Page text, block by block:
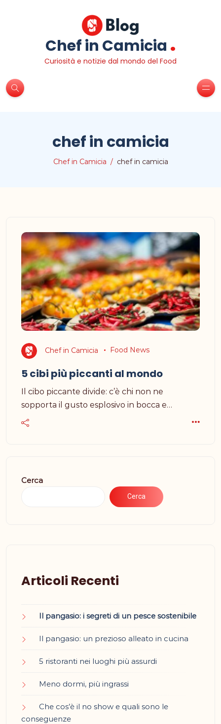
Chef in Camicia .
Curiosità e notizie dal mondo del Food
chef in camicia
Chef in Camicia chef in camicia
Chef in Camicia Food News
5 cibi più piccanti al mondo
Il cibo piccante divide: c’è chi non ne
sopporta il gusto esplosivo in bocca e…
Cerca
Cerca
Articoli Recenti
Il pangasio: i segreti di un pesce sostenibile
Il pangasio: un prezioso alleato in cucina
5 ristoranti nei luoghi più assurdi
Meno dormi, più ingrassi
Che cos’è il no show e quali sono le
conseguenze